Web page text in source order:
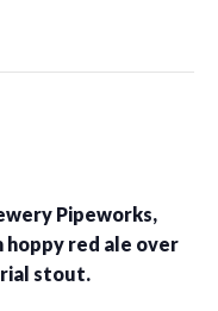
Pipeworks,
red ale over
stout.